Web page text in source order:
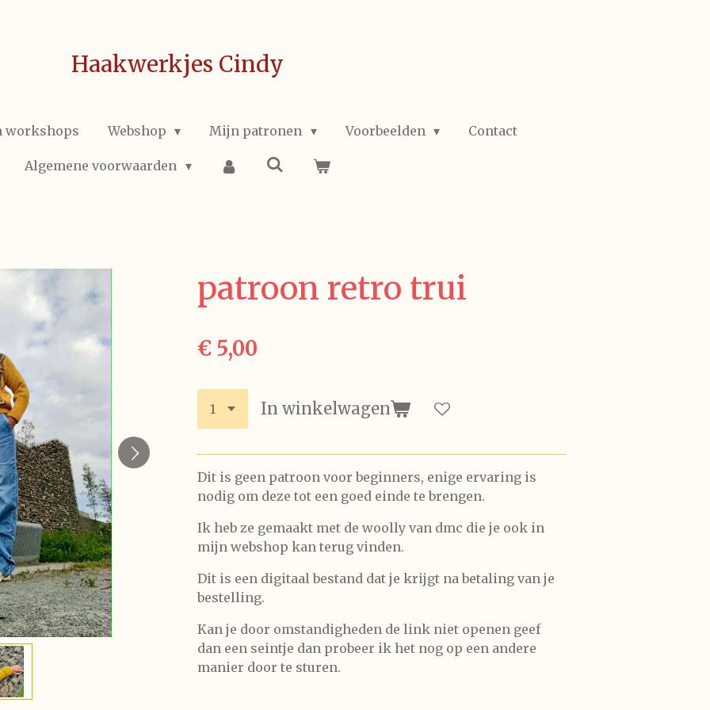
Haakwerkjes Cindy
workshops Webshop Mijn patronen Voorbeelden Contact
Algemene voorwaarden
patroon retro trui
€ 5,00
In winkelwagen
Dit is geen patroon voor beginners, enige ervaring is
nodig om deze tot een goed einde te brengen.
Ik heb ze gemaakt met de woolly van dmc die je ook in
mijn webshop kan terug vinden.
Dit is een digitaal bestand dat je krijgt na betaling van je
bestelling.
Kan je door omstandigheden de link niet openen geef
dan een seintje dan probeer ik het nog op een andere
manier door te sturen.